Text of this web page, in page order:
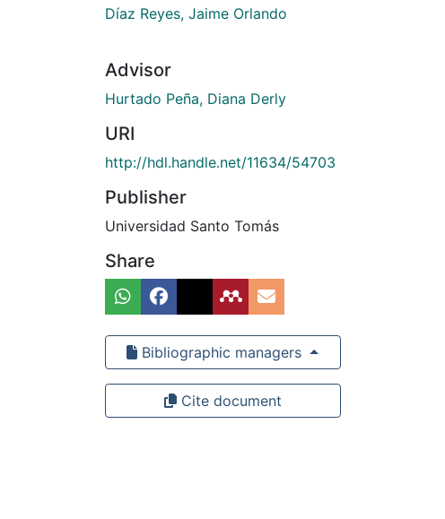
Díaz Reyes, Jaime Orlando
Advisor
Hurtado Peña, Diana Derly
URI
http://hdl.handle.net/11634/54703
Publisher
Universidad Santo Tomás
Share
Bibliographic managers
Cite document